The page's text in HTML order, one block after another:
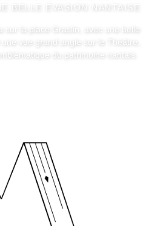
BELLE ÉVASION NANTAISE
sur la place Graslin, avec une belle
vue grand angle sur le Théâtre,
du patrimoine nantais.